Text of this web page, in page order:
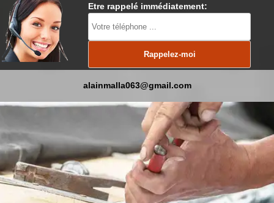
Etre rappelé immédiatement:
alainmalla063@gmail.com